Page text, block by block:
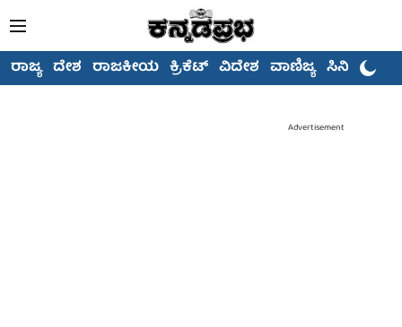
ರಾಜ್ಯ ದೇಶ ರಾಜಕೀಯ ಕ್ರಿಕೆಟ್ ವಿದೇಶ ವಾಣಿಜ್ಯ ಸಿನಿಮಾ
Advertisement